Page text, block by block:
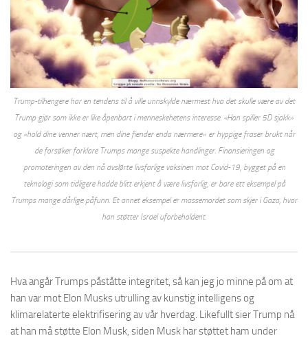
Trump-tilhengere har en tendens til å ville unnskylde nærmest hva det skulle være av det
Trump gjør som ikke er like åpenbart i menneskehetens interesse. «Han spiller 5D sjakk»
og «hold dine venner nært, men dine fiender enda nærmere» er hyppige fraser brukt når
de forsøker forklare Trumps mange suspekte handlinger. Finansieringen og
promoteringen av den nå avslørte livsfarlige vaksinen mot Covid-19, bygget på en
teknologi som tidligere hadde blitt erkjent å være livsfarlig, er bare ett eksempel på
Trumps mange dårlige påfunn. Et annet eksempel er massemordet som skjer i Gaza, hvor
han støtter Israel uforbeholdent.
Hva angår Trumps påståtte integritet, så kan jeg jo minne på om at
han var mot Elon Musks utrulling av kunstig intelligens og
klimarelaterte elektrifisering av vår hverdag. Likefullt sier Trump nå
at han må støtte Elon Musk, siden Musk har støttet ham under